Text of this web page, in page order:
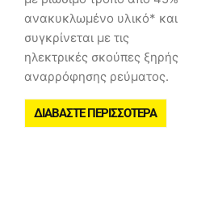
ανακυκλωμένο υλικό* και
συγκρίνεται με τις
ηλεκτρικές σκούπες ξηρής
αναρρόφησης ρεύματος.
ΔΙΑΒΆΣΤΕ ΠΕΡΙΣΣΌΤΕΡΑ